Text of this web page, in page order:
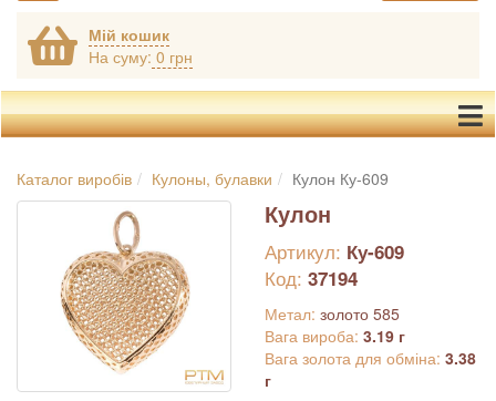
Мій кошик
На суму: 0 грн
Каталог виробів Кулоны, булавки Кулон Ку-609
Кулон
Артикул: Ку-609
Код: 37194
Метал: золото 585
Вага вироба: 3.19 г
Вага золота для обміна: 3.38
г